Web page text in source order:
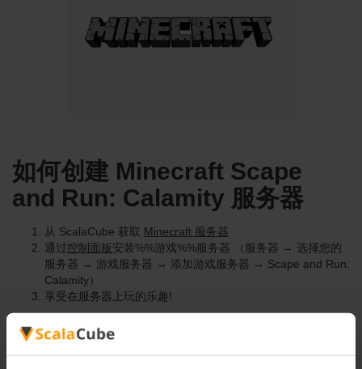
如何创建 Minecraft Scape
and Run: Calamity 服务器
从 ScalaCube 获取 Minecraft 服务器
通过控制面板安装%%游戏%%服务器 （服务器 → 选择您的
服务器 → 游戏服务器 → 添加游戏服务器 → Scape and Run:
Calamity）
享受在服务器上玩的乐趣!